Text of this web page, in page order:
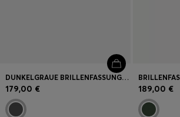
DUNKELGRAUE BRILLENFASSUNG MIT SILBERFARBENEN DETAILS
179,00 € 189,00 €